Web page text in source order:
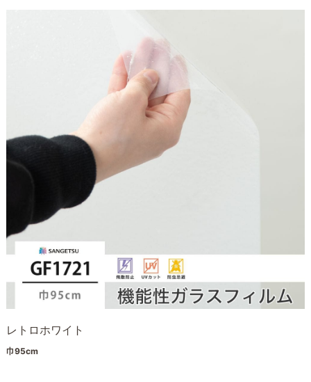
レトロホワイト
巾95cm